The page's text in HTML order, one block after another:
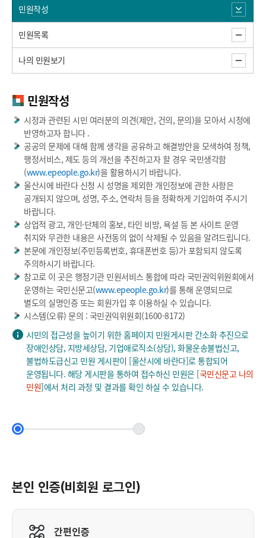
민원작성
민원목록
나의 민원보기
민원작성
시정과 관련된 시민 여러분의 의견(제안, 건의, 문의)을 모아서 시정에
반영하고자 합니다 .
공공의 문제에 대해 함께 생각을 공유하고 해결방안을 모색하여 정책,
행정서비스, 제도 등의 개선을 추진하고자 할 경우 국민생각함
(www.epeople.go.kr)을 활용하시기 바랍니다.
울산시에 바란다 신청 시 성명을 제외한 개인정보에 관한 사항은
공개되지 않으며, 성명, 주소, 연락처 등을 정확하게 기입하여 주시기
바랍니다.
상업적 광고, 개인·단체의 홍보, 타인 비방, 욕설 등 본 사이트 운영
취지와 무관한 내용은 사전동의 없이 삭제될 수 있음을 알려드립니다.
본문에 개인정보(주민등록번호, 휴대폰번호 등)가 포함되지 않도록
주의하시기 바랍니다.
참고로 이 곳은 행정기관 민원서비스 통합에 따라 국민권익위원회에서
운영하는 국민신문고(www.epeople.go.kr)를 통해 운영되므로
별도의 실명인증 또는 회원가입 후 이용하실 수 있습니다.
시스템(오류) 문의 : 국민권익위원회(1600-8172)
시민의 접근성을 높이기 위한 홈페이지 민원게시판 간소화 추진으로
장애인상담, 지방세상담, 기업애로직소(상담), 화물운송불법신고,
불법하도급신고 민원 게시판이 [울산시에 바란다]로 통합되어
운영됩니다. 해당 게시판을 통하여 접수하신 민원은 [국민신문고 나의
민원]에서 처리 과정 및 결과를 확인 하실 수 있습니다.